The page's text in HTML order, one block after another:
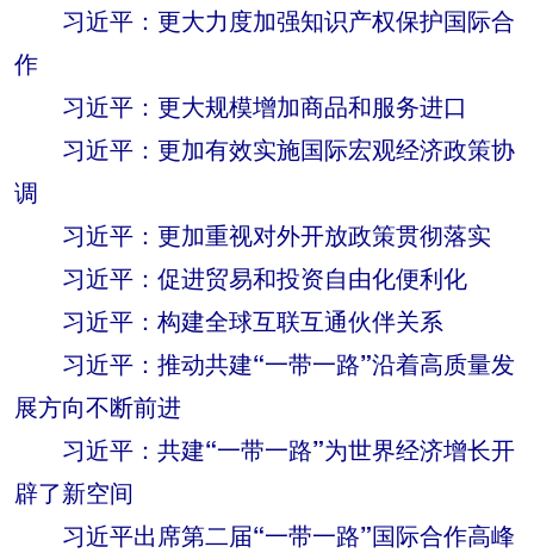
习近平：更大力度加强知识产权保护国际合
作
习近平：更大规模增加商品和服务进口
习近平：更加有效实施国际宏观经济政策协
调
习近平：更加重视对外开放政策贯彻落实
习近平：促进贸易和投资自由化便利化
习近平：构建全球互联互通伙伴关系
习近平：推动共建“一带一路”沿着高质量发
展方向不断前进
习近平：共建“一带一路”为世界经济增长开
辟了新空间
习近平出席第二届“一带一路”国际合作高峰